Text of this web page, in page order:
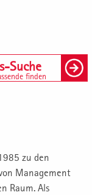
Suche
finden
zu den
Management
Raum. Als